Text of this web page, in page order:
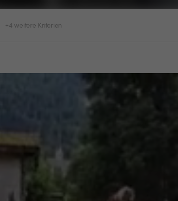
+4 weitere Kriterien